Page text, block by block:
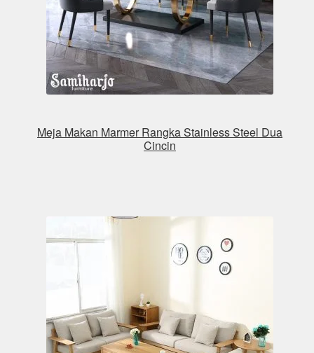
Meja Makan Marmer Rangka Stainless Steel Dua
Cincin